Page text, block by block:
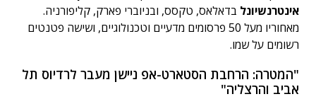
אינטרנשיונל בדאלאס, טקסס, ובניוברי פארק, קליפורניה.
מאחוריו מעל 50 פרסומים מדעיים וטכנולוגיים, ושישה פטנטים
רשומים על שמו.
"המטרה: הרחבת הסטארט-אפ ניישן מעבר לרדיוס תל
אביב והרצליה"